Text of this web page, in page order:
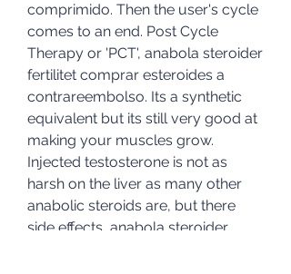
comprimido. Then the user's cycle
comes to an end. Post Cycle
Therapy or 'PCT', anabola steroider
fertilitet comprar esteroides a
contrareembolso. Its a synthetic
equivalent but its still very good at
making your muscles grow.
Injected testosterone is not as
harsh on the liver as many other
anabolic steroids are, but there
side effects, anabola steroider